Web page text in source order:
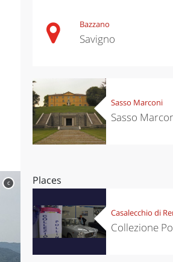
c
Bazzano
Savigno
Sasso Marconi
Sasso
Places
Casalecchio di
Collezione